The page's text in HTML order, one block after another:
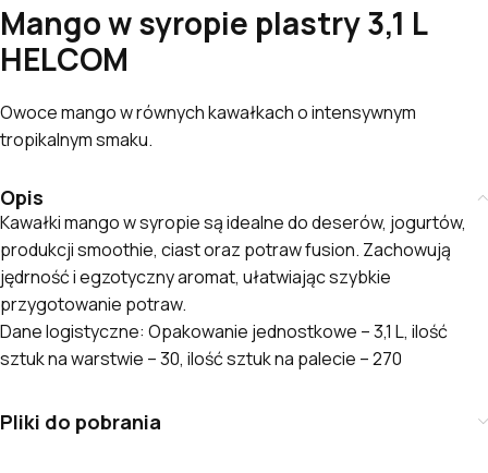
Mango w syropie plastry 3,1 L
HELCOM
Owoce mango w równych kawałkach o intensywnym
tropikalnym smaku.
Opis
Kawałki mango w syropie są idealne do deserów, jogurtów,
produkcji smoothie, ciast oraz potraw fusion. Zachowują
jędrność i egzotyczny aromat, ułatwiając szybkie
przygotowanie potraw.
Dane logistyczne: Opakowanie jednostkowe – 3,1 L, ilość
sztuk na warstwie – 30, ilość sztuk na palecie – 270
Pliki do pobrania